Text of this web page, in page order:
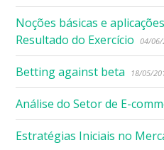
Noções básicas e
Resultado do Exercício
04/06/
Betting against beta 18/05/
Análise do Setor de E-
Estratégias Iniciais no